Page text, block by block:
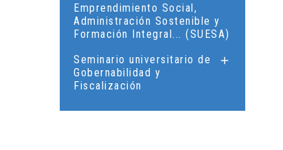
Emprendimiento Social,
Administración Sostenible y
Formación Integral... (SUESA)
Seminario universitario de
Gobernabilidad y
Fiscalización
